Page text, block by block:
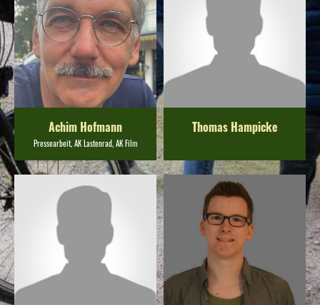
Achim Hofmann
Pressearbeit, AK Lastenrad, AK Film
Thomas Hampicke